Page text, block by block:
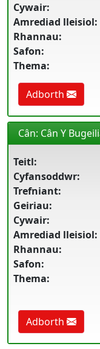
Cywair:
Amrediad lleisiol:
Rhannau:
Safon:
Thema:
Adborth
Cân: Cân Y
Teitl:
Cyfansoddwr:
Trefniant:
Geiriau:
Cywair:
Amrediad lleisiol:
Rhannau:
Safon:
Thema:
Adborth